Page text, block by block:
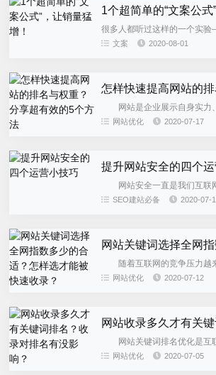
1个超简单的“文案公式
很多人都听过这样的一个实验
著名的心理学家巴甫洛夫用狗
文案 2020-08-01
网站是企业展示自身实力
门户，也是企业通过它实现自
网站优化 2020-07-17
提升网站安全的四个
网站安全一直是我们互联
话题，如何保持我们的网站安
SEO建站必备 2020-07-
随着互联网的竞争压力越
的运营过程中一刻也不敢消停
网站优化 2020-07-12
网站关键词排名优化是互
器，它可以帮助企业网站曝光
网站优化 2020-07-05